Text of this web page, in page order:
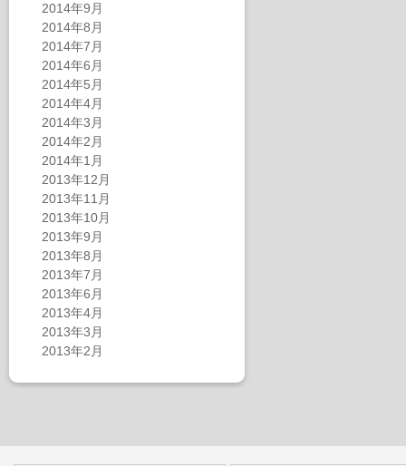
2014年9月
2014年8月
2014年7月
2014年6月
2014年5月
2014年4月
2014年3月
2014年2月
2014年1月
2013年12月
2013年11月
2013年10月
2013年9月
2013年8月
2013年7月
2013年6月
2013年4月
2013年3月
2013年2月